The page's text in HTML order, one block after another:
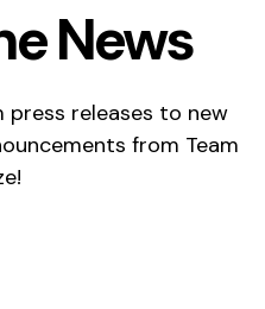
News
press releases to new
from Team